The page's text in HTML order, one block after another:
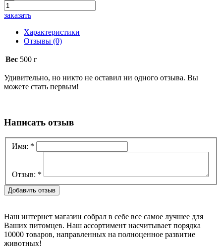
заказать
Характеристики
Отзывы (0)
Вес 500 г
Удивительно, но никто не оставил ни одного отзыва. Вы
можете стать первым!
Написать отзыв
Имя: *
Отзыв: *
Наш интернет магазин собрал в себе все самое лучшее для
Ваших питомцев. Наш ассортимент насчитывает порядка
10000 товаров, направленных на полноценное развитие
животных!